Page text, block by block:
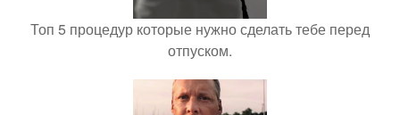
Топ 5 процедур которые нужно сделать тебе перед
отпуском.